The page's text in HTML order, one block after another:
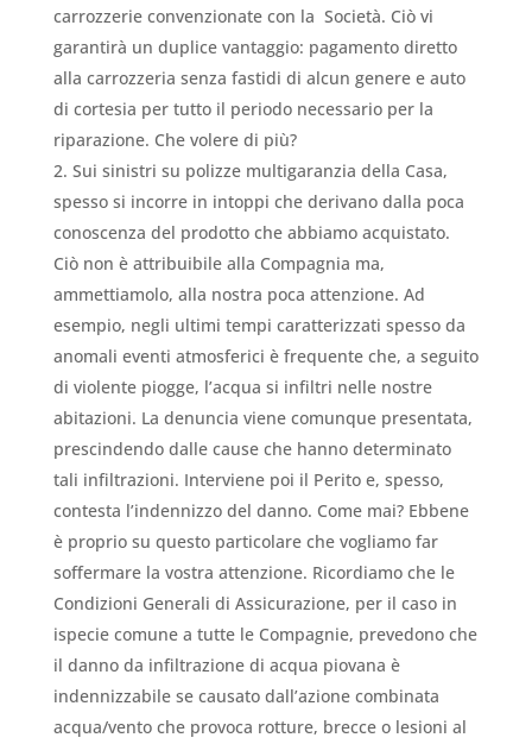
carrozzerie convenzionate con la Società. Ciò vi
garantirà un duplice vantaggio: pagamento diretto
alla carrozzeria senza fastidi di alcun genere e auto
di cortesia per tutto il periodo necessario per la
riparazione. Che volere di più?
Sui sinistri su polizze multigaranzia della Casa,
spesso si incorre in intoppi che derivano dalla poca
conoscenza del prodotto che abbiamo acquistato.
Ciò non è attribuibile alla Compagnia ma,
ammettiamolo, alla nostra poca attenzione. Ad
esempio, negli ultimi tempi caratterizzati spesso da
anomali eventi atmosferici è frequente che, a seguito
di violente piogge, l’acqua si infiltri nelle nostre
abitazioni. La denuncia viene comunque presentata,
prescindendo dalle cause che hanno determinato
tali infiltrazioni. Interviene poi il Perito e, spesso,
contesta l’indennizzo del danno. Come mai? Ebbene
è proprio su questo particolare che vogliamo far
soffermare la vostra attenzione. Ricordiamo che le
Condizioni Generali di Assicurazione, per il caso in
ispecie comune a tutte le Compagnie, prevedono che
il danno da infiltrazione di acqua piovana è
indennizzabile se causato dall’azione combinata
acqua/vento che provoca rotture, brecce o lesioni al